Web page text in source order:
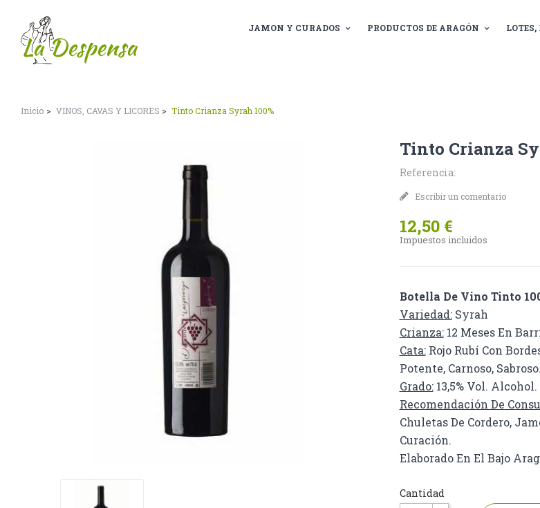
JAMON Y CURADOS PRODUCTOS DE ARAGÓN LOTES,
Inicio VINOS, CAVAS Y LICORES Tinto Crianza Syrah 100%
Tinto Crianza
Referencia:
Escribir un comentario
12,50 €
Impuestos incluidos
Botella De Vino Tinto
Variedad:Syrah
Crianza:12 Meses En
Cata:Rojo Rubí Con
Potente, Carnoso,
Grado:13,5% Vol. Alcohol.
Recomendación De
Chuletas De Cordero,
Curación.
Elaborado En El Bajo
Cantidad